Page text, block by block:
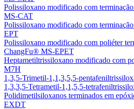
Polissiloxano modificado com
MS-CAT
Polissiloxano modificado com
EPT
Polissiloxano modificado com poliéter
ChangFu® MS-EPET
Heptametiltrissiloxano modificado com
M7H
1,3,5-Trimetil-1,1,3,5,5-
1,3,3,5-Tetrametil-1,1,5,5-
Polidimetilsiloxanos terminados em
EXDT